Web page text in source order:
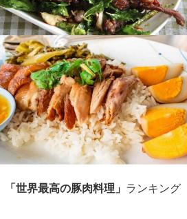
「 世界最高の豚肉料理」 ランキング